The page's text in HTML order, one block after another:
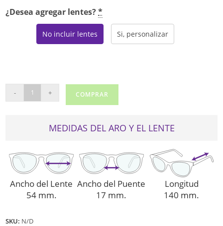
¿Desea agregar lentes?*
No incluir lentes Si, personalizar
CHOO
- + COMPRAR
MEDIDAS DEL ARO Y EL LENTE
Ancho del Lente
54 mm.
Ancho del Puente
17 mm.
Longitud
140 mm.
SKU: N/D